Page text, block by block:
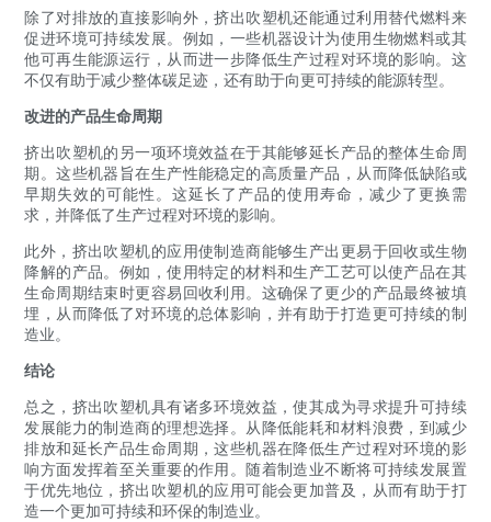
除了对排放的直接影响外，挤出吹塑机还能通过利用替代燃料来
促进环境可持续发展。例如，一些机器设计为使用生物燃料或其
他可再生能源运行，从而进一步降低生产过程对环境的影响。这
不仅有助于减少整体碳足迹，还有助于向更可持续的能源转型。
改进的产品生命周期
挤出吹塑机的另一项环境效益在于其能够延长产品的整体生命周
期。这些机器旨在生产性能稳定的高质量产品，从而降低缺陷或
早期失效的可能性。这延长了产品的使用寿命，减少了更换需
求，并降低了生产过程对环境的影响。
此外，挤出吹塑机的应用使制造商能够生产出更易于回收或生物
降解的产品。例如，使用特定的材料和生产工艺可以使产品在其
生命周期结束时更容易回收利用。这确保了更少的产品最终被填
埋，从而降低了对环境的总体影响，并有助于打造更可持续的制
造业。
结论
总之，挤出吹塑机具有诸多环境效益，使其成为寻求提升可持续
发展能力的制造商的理想选择。从降低能耗和材料浪费，到减少
排放和延长产品生命周期，这些机器在降低生产过程对环境的影
响方面发挥着至关重要的作用。随着制造业不断将可持续发展置
于优先地位，挤出吹塑机的应用可能会更加普及，从而有助于打
造一个更加可持续和环保的制造业。